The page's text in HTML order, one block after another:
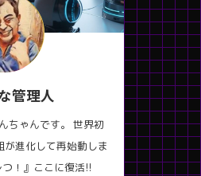
管理人
ちゃんです。 世界初
進化して再始動しま
！』ここに復活!!